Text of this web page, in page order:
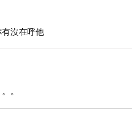
沒在呼他
。